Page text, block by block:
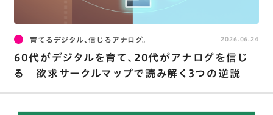
育てるデジタル、信じるアナログ。
60代がデジタルを育て、20代がアナログを信じ
る 欲求サークルマップで読み解く3つの逆説
2026.06.24